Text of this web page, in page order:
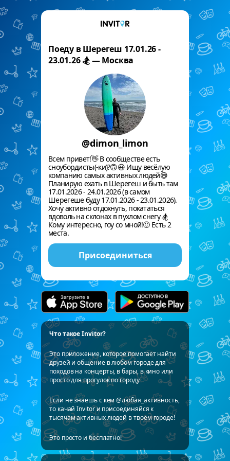
Поеду в Шерегеш 17.01.26 -
23.01.26 🏂 — Москва
@dimon_limon
Всем привет!👋 В сообществе есть
сноубордисты(-ки)?🙃😃 Ищу весёлую
компанию самых активных людей😅
Планирую ехать в Шерегеш и быть там
17.01.2026 - 24.01.2026 (в самом
Шерегеше буду 17.01.2026 - 23.01.2026).
Хочу активно отдохнуть, покататься
вдоволь на склонах в пухлом снегу 🏂
Кому интересно, гоу со мной!🙂 Есть 2
места.
Присоединиться
Что такое Invitor?
Это приложение, которое помогает найти
друзей и общение в любом городе для
походов на концерты, в бары, в кино или
просто для прогулок по городу
Если не знаешь с кем @любая_активность,
то качай Invitor и присоединяйся к
тысячам активных людей в твоем городе!
Это просто и бесплатно!